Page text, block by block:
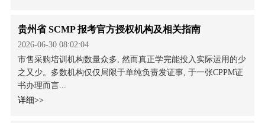
贵州省 SCMP 报考官方授权机构及相关指南
2026-06-30 08:02:04
市售采购培训机构数量众多, 然而真正学完能投入实际运用的少
之又少。多数机构仅仅局限于单纯负责发证事, 于一张CPPM证
书办理而言...
详细>>